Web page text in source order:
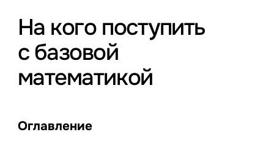
На кого поступить
с базовой
математикой
Оглавление